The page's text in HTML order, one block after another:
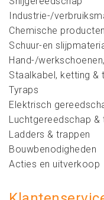
Industrie-/
Chemische producten
Schuur-en
Hand-/
Staalkabel, ketting &
Tyraps
Elektrisch
Luchtgereedschap &
Ladders & trappen
Bouwbenodigheden
Acties en uitverkoop